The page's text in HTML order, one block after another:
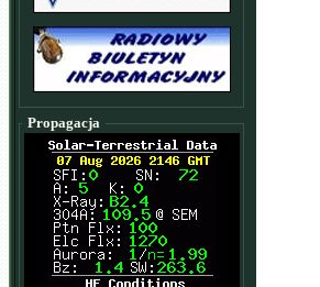
Propagacja